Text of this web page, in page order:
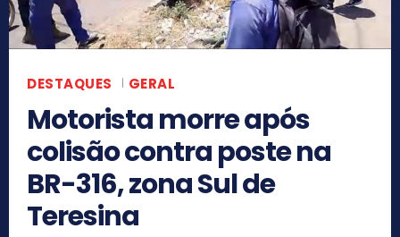
DESTAQUES GERAL
Motorista morre após
colisão contra poste na
BR-316, zona Sul de
Teresina